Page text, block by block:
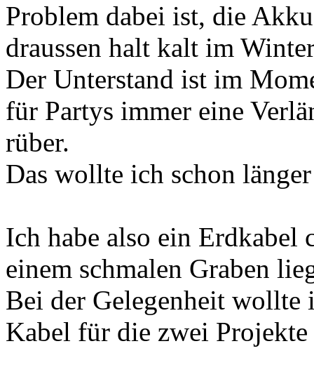
Problem dabei ist, die
draussen halt kalt im
Der Unterstand ist im
für Partys immer eine
rüber.
Das wollte ich schon
Ich habe also ein
einem schmalen Graben
Bei der Gelegenheit
Kabel für die zwei